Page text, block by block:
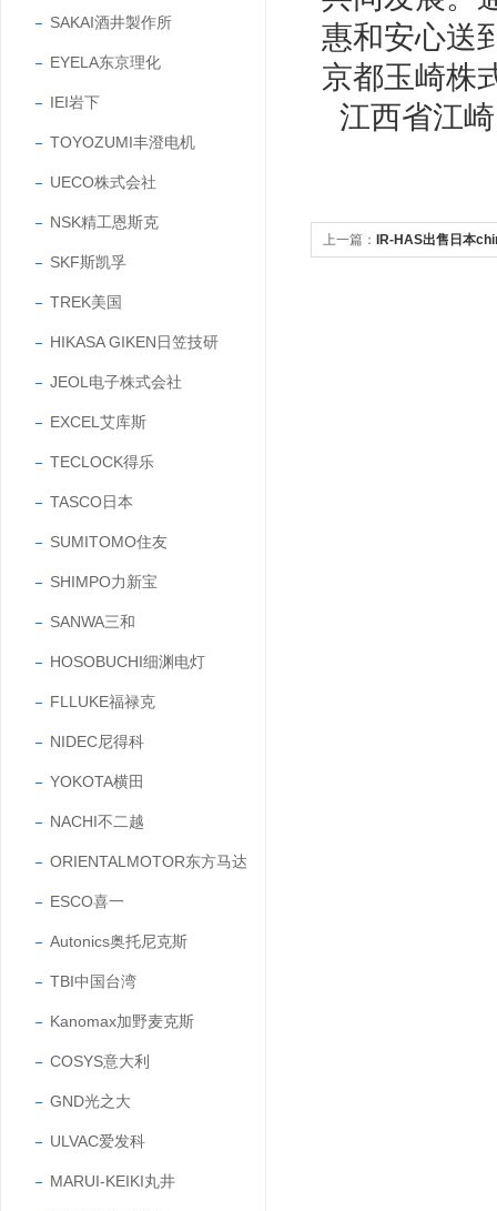
SAKAI酒井製作所
EYELA东京理化
IEI岩下
TOYOZUMI丰澄电机
UECO株式会社
NSK精工恩斯克
SKF斯凯孚
TREK美国
HIKASA GIKEN日笠技研
JEOL电子株式会社
EXCEL艾库斯
TECLOCK得乐
TASCO日本
SUMITOMO住友
SHIMPO力新宝
SANWA三和
HOSOBUCHI细渊电灯
FLLUKE福禄克
NIDEC尼得科
YOKOTA横田
NACHI不二越
ORIENTALMOTOR东方马达
ESCO喜一
Autonics奥托尼克斯
TBI中国台湾
Kanomax加野麦克斯
COSYS意大利
GND光之大
ULVAC爱发科
MARUI-KEIKI丸井
惠和安心送
京都玉崎株
江西省江
上一篇： IR-HAS出售日本